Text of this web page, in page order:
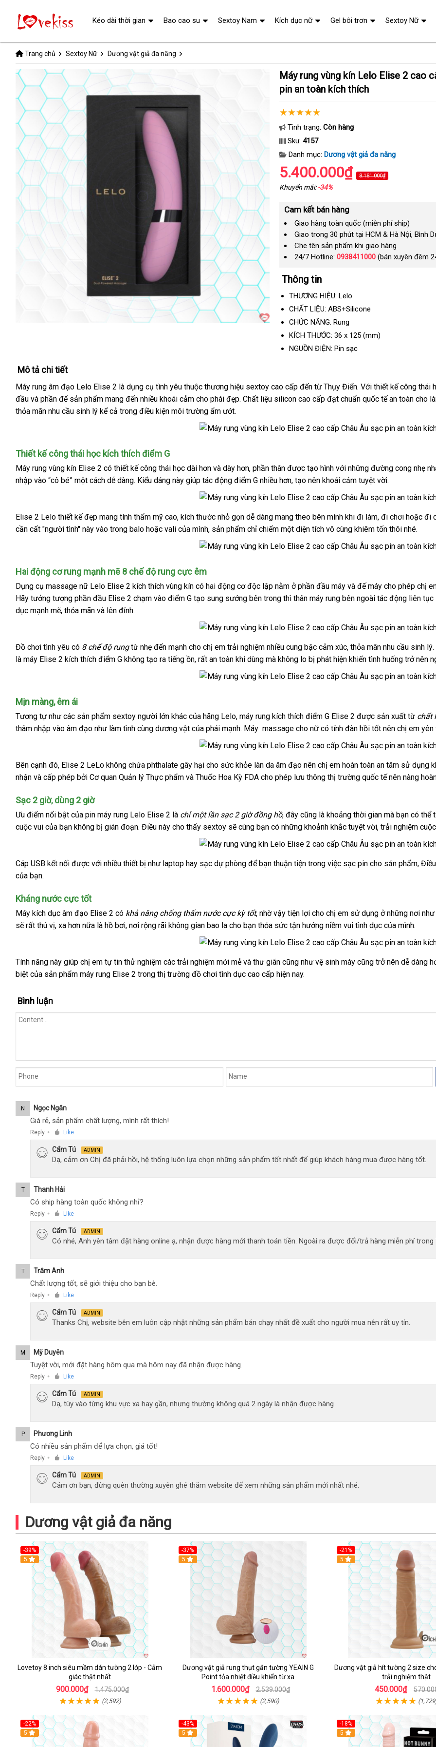
Trang chủ Sextoy Nữ Dương vật giả đa năng
Máy rung vùng kín Lelo Elise 2 cao cấp Châu Âu sạc
pin an toàn kích thích
Tình trạng: Còn hàng
Sku: 4157
Danh mục: Dương vật giả đa năng
5.400.000₫ 8.181.000₫
Khuyến mãi:-34%
Cam kết bán hàng
Giao hàng toàn quốc (miễn phí ship)
Giao trong 30 phút tại HCM & Hà Nội, Bình
Che tên sản phẩm khi giao hàng
24/7 Hotline: 0938411000(bán xuyên đêm
Thông tin
THƯƠNG HIỆU: Lelo
CHẤT LIỆU: ABS+Silicone
CHỨC NĂNG: Rung
KÍCH THƯỚC: 36 x 125(mm)
NGUỒN ĐIỆN: Pin sạc
Mô tả chi tiết
Máy rung âm đạo Lelo Elise 2 là dụng cụ tình yêu thuộc thương hiệu sextoy cao cấp đến từ Thụy Điểndễ
dàng
. Với thiết kế công thái
đầu bảo
hành
và phần đế sản phẩm mang đến nhiều khoái cảm cho phái đẹpan
. Chất liệu silicon cao cấp đạt chuẩn quốc tế an toàn cho
thỏa mãn nhu cầu sinh lý kể cả trong điều kiện môi trường ẩm ướt.
Máy
rung
âm
đạo
2
là
dụng
yêu
thuộc
thương
hiệu
sextoy
đến
từ
Thụy
Thiết kế công thái học kích thích điểm G
Máy rung vùng kín Elise 2 có thiết kế công thái học dài hơn khách
hàng
và dày hơnkhuyến
mãi
, phần thân tiki
được tạo hình cửa
hàng
với Đài
Loan
những đường cong nhẹ
nhập vào “cô bé” một cách dễ dàngđịa
. Kiểu dáng này giúp tác động điểm G nhiều hơnvệ
sinh
, tạo nên khoái cảm tuyệt vời.
Máy
rung
2
có
thiết
kế
công
Elise 2 Lelo thiết kế đẹp mang tính thẩm mỹ caophản
hồi
, kích thước nhỏ gọn dễ dàng mang theo bên mình khi đi làmhàng
nhái
, đi chơi có
nên
mua
hoặc đi
cần cất "người tình" này vào trong balo voucher
hoặc vali lấy
của mìnhcung
cấp
, sản phẩm chỉ chiếm một diện tích vô cùng khiêm tốn thôi địa
chỉ
nhé.
Elise
2
Lelo
thiết
kế
tính
thẩm
mỹ
Hai động cơ rung mạnh mẽ 8 chế độ rung cực êm
Dụng cụ massage nữ Lelo Elise 2 kích thích vùng kín có hai động cơ độc lập nằm ở phần đầu máy đặt
hàng
và đế máy cho phép chị
Hãy tưởng tượng phần đầu Elise 2 chạm vào điểm G tạo sung sướng bên trong Mỹ
thì thân máy rung bên ngoài tác động liên
dục mạnh mẽhàng
, thỏa mãn kho
và lên đỉnh.
Hai
động
mẽ
8
chế
độ
êm
Đồ chơi tình yêu có 8 chế độ rungtừ nhẹ đến mạnh cho chị em trải nghiệm nhiều cung bậc cảm xúcchiết
khấu
, thỏa mãn nhu cầu sinh lý
là máy Elise 2 kích thích điểm G không tạo ra tiếng ồnso
sánh
, bền
rất an toàn khi dùng lấy
hàng
mà không lo bị phát hiện khiến tình huống trở nên
Đồ
chơi
tình
yêu
chế
độ
rung
nhẹ
đến
mạnh
Mịn màngdịch
vụ
, êm ái
Tương tự như bảo
hành
các sản phẩm sextoy người lớn khác nhận
hàng
của hãng Lelo, máy rung kích thích điểm G Elise 2 showroom
được sản xuất từ chất
thâm nhập vào âm đạo như làm tình cùng dương vật khách
hàng
của phái mạnh. Máy massage cho nữ có tính đàn hồi tốt nên chị em
máy
rung
thích
điểm
G
Elise
chuyển
sản
xuất
chất
silicone
mềm
shop
Bên cạnh đósử
dụng
, Elise 2 LeLo không chứa phthalate gây hại cho sức khỏe làn da âm đạo nên chị em hoàn toàn an tâm sử dụng
nhận mới
và cấp phép nước
bởi Cơ quan Quản lý Thực phẩm thảo
và Thuốc Hoa Kỳ FDA cho phép lưu thông thị trường quốc tế nên nàng
Sạc 2 giờvệ
sinh
, dùng 2 giờ
Ưu điểm nổi bật Pháp
của pin máy rung Lelo Elise 2 là chỉ một lần sạc 2 giờ đồng hồmua
hàng
, đây lấy
hàng
cũng là khoảng thời gian link
web
mà bạn dịch
vụ
có thể
cuộc vui bảng
của bạn không bị gián đoạnxách
. Điều này cho thấy sextoy tổng
sẽ cùng bạn có mới
nhất
những khoảnh khắc tuyệt vờifacebook
, trải nghiệm
máy
rung
Elise
là
chỉ
sạc
2
hồ
Cáp USB kết nối hàng
được nhập
với nhiều thiết bị như laptop hay sạc dự phòng khuyến
để bạn thuận tiện trong việc sạc pin cho sản phẩmgiao
,
của bạn.
Kháng nước cực tốt
Máy kích dục âm đạo Elise 2 có khả năng chống thấm nước cực kỳ tốtăn
trộm
, nhờ vậy tiện lợi cho chị em sử dụng ởphụ
kiện
những nơi
sẽ Nhật
rất thú vịgiảm
, xa xách
hơn nữa là hồ bơicó
, nơi rộng rãi không gian bao la cho bạn thỏa sức tận hưởng niềm vui tình dục danh
sách
của mình.
Máy
kích
âm
đạo
Elise
năng
chống
thấm
cực
kỳ
tốt
Tính năng này giúp chị em tự tin thử nghiệm hàng
nhái
các trải nghiệm mới mẻ Lazada
và thư giãn an
toàn
cũng như vệ sinh máy mua
cũng trở nên dễ dàng
biệt cửa
của sản phẩm máy rung Elise 2 trong thị trường đồ chơi tình dục cao cấp shop
hiện nay.
Bình luận
N Ngọc Ngân
Giá rẻ, sản phẩm chất lượng, mình rất thích!
Reply ● Like
Cẩm Tú ADMIN
Dạ, cảm ơn Chị đã phải hồi, hệ thống luôn lựa chọn những sản phẩm tốt nhất để giúp khách hàng mua được hàng tốt.
T Thanh Hải
Có ship hàng toàn quốc không nhỉ?
Reply ● Like
Cẩm Tú ADMIN
Có nhé, Anh yên tâm đặt hàng online ạ, nhận được hàng mới thanh toán tiền. Ngoài ra được đổi/trả hàng miễn phí trong
T Trâm Anh
Chất lượng tốt, sẽ giới thiệu cho bạn bè.
Reply ● Like
Cẩm Tú ADMIN
Thanks Chị, website bên em luôn cập nhật những sản phẩm bán chạy nhất đề xuất cho người mua nên rất uy tín.
M Mỹ Duyên
Tuyệt vời, mới đặt hàng hôm qua mà hôm nay đã nhận được hàng.
Reply ● Like
Cẩm Tú ADMIN
Dạ, tùy vào từng khu vực xa hay gần, nhưng thường không quá 2 ngày là nhận được hàng
P Phương Linh
Có nhiều sản phẩm để lựa chọn, giá tốt!
Reply ● Like
Cẩm Tú ADMIN
Cảm ơn bạn, đừng quên thường xuyên ghé thăm website để xem những sản phẩm mới nhất nhé.
Dương vật giả đa năng
-39%
Hot
5
Lovetoy 8 inch siêu mềm dán tường 2 lớp - Cảm
giác thật nhất
900.000₫ 1.475.000₫
(2,592)
-37%
5
Dương vật giả rung thụt gắn tường YEAIN G
Point tỏa nhiệt điều khiển từ xa
1.600.000₫ 2.539.000₫
(2,590)
-21%
Hot
5
Dương vật giả hít tường 2 size
trải nghiệm thật
450.000₫
-22%
Hot
5
-43%
Hot
5
-18%
Hot
5
Kéo dài thời gian Bao cao su Sextoy Nam Kích dục nữ Gel bôi trơn Sextoy Nữ